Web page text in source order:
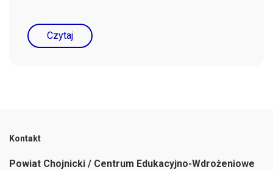
Czytaj
Kontakt
Powiat Chojnicki / Centrum Edukacyjno-Wdrożeniowe